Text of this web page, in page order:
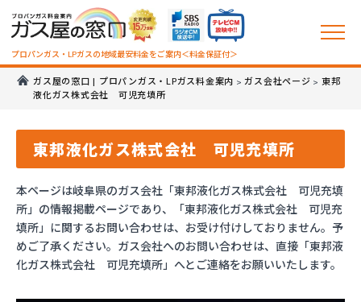
プロパンガス・LPガスの地域最安料金をご案内＜料金保証付＞
ガス屋の窓口 | プロパンガス・LPガス料金案内 >ガス会社ページ > 東邦
液化ガス株式会社 可児充填所
東邦液化ガス株式会社 可児充填所
本ページは岐阜県のガス会社「東邦液化ガス株式会社 可児充填
所」の情報掲載ページであり、「東邦液化ガス株式会社 可児充
填所」に関するお問い合わせは、お受け付けしておりません。予
めご了承ください。ガス会社へのお問い合わせは、直接「東邦液
化ガス株式会社 可児充填所」へとご連絡をお願いいたします。